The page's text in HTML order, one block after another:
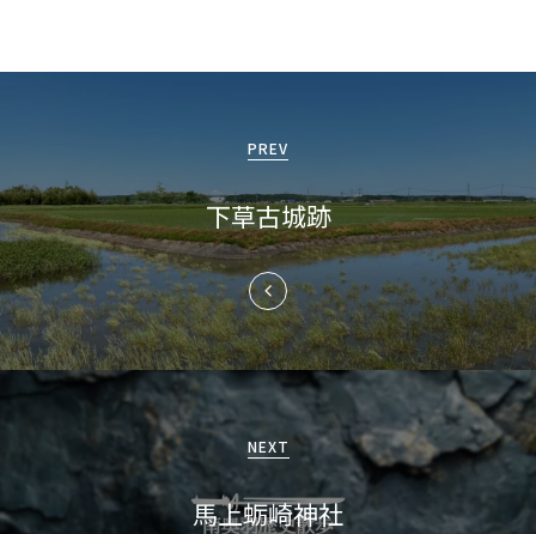
ナ
ビ
ゲ
ー
シ
ョ
ン
PREV
下草古城跡
NEXT
馬上蛎崎神社